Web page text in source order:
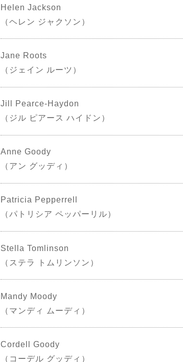
Helen Jackson
（ヘレン ジャクソン）
Jane Roots
（ジェイン ルーツ）
Jill Pearce-Haydon
（ジル ピアース ハイドン）
Anne Goody
（アン グッディ）
Patricia Pepperrell
（パトリシア ペッパーリル）
Stella Tomlinson
（ステラ トムリンソン）
Mandy Moody
（マンディ ムーディ）
Cordell Goody
（コーデル グッディ）